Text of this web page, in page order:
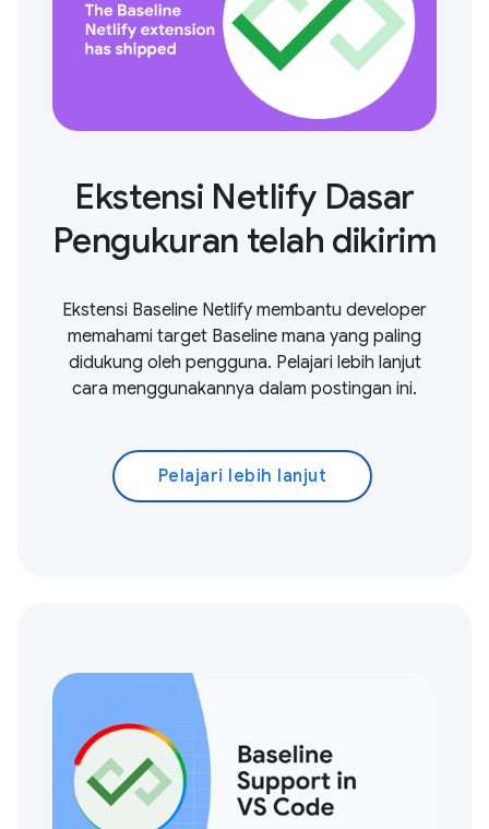
Ekstensi Netlify Dasar
Pengukuran telah dikirim
Ekstensi Baseline Netlify membantu developer
memahami target Baseline mana yang paling
didukung oleh pengguna. Pelajari lebih lanjut
cara menggunakannya dalam postingan ini.
Pelajari lebih lanjut